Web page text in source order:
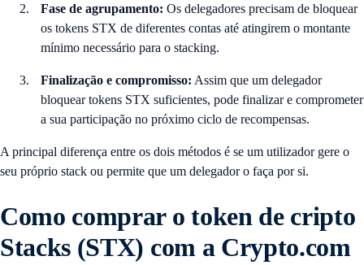
Fase de agrupamento: Os delegadores precisam de bloquear
os tokens STX de diferentes contas até atingirem o montante
mínimo necessário para o stacking.
Finalização e compromisso: Assim que um delegador
bloquear tokens STX suficientes, pode finalizar e comprometer
a sua participação no próximo ciclo de recompensas.
A principal diferença entre os dois métodos é se um utilizador gere o
seu próprio stack ou permite que um delegador o faça por si.
Como comprar o token de cripto
Stacks (STX) com a Crypto.com